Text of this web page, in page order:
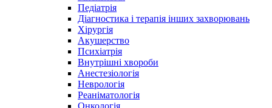
Педіатрія
Діагностика і терапія інших захворювань
Хірургія
Акушерство
Психіатрія
Внутрішні хвороби
Анестезіологія
Неврологія
Реаніматологія
Онкологія